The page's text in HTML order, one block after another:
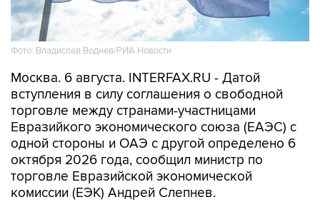
Фото: Владислав Воднев/РИА Новости
Москва. 6 августа. INTERFAX.RU - Датой
вступления в силу соглашения о свободной
торговле между странами-участницами
Евразийкого экономического союза (ЕАЭС) с
одной стороны и ОАЭ с другой определено 6
октября 2026 года, сообщил министр по
торговле Евразийской экономической
комиссии (ЕЭК) Андрей Слепнев.